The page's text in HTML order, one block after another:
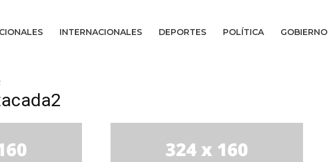
INTERNACIONALES DEPORTES POLÍTICA GOBIERNO